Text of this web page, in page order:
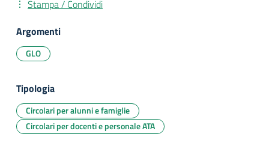
Stampa / Condividi
Argomenti
GLO
Tipologia
Circolari per alunni e famiglie
Circolari per docenti e personale ATA